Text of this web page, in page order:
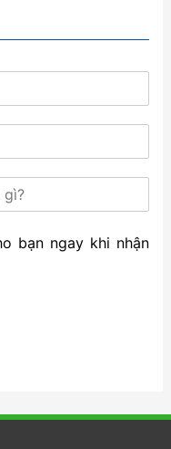
bạn ngay khi nhận